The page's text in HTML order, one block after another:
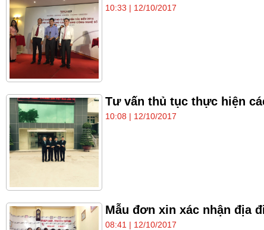
10:33 | 12/10/2017
Tư vấn thủ tục thực hiện
10:08 | 12/10/2017
Mẫu đơn xin xác nhận địa
08:41 | 12/10/2017